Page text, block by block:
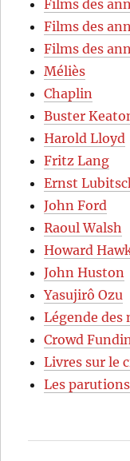
Films des
Films des
Films des
Méliès
Chaplin
Buster
Harold Lloyd
Fritz Lang
Ernst
John Ford
Raoul Walsh
Howard
John Huston
Yasujirô Ozu
Légende des
Crowd
Livres sur le
Les